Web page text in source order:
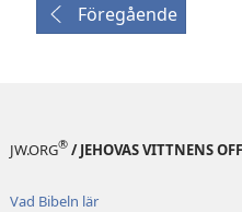
Föregående
JW.ORG® / JEHOVAS VITTNENS
Vad Bibeln lär